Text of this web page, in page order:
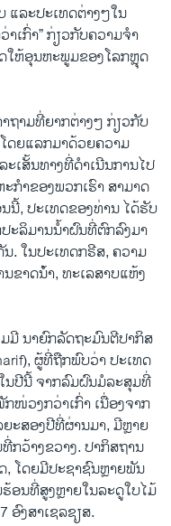
ແລະ​ປະເທດຕ່າງໆໃນ
ເກົ່າ​” ກ່ຽວ​ກັບ​ຄວາມ​ຈໍາ​
ໃຫ້​ອຸນ​ຫະ​ພູມ​ຂອງ​ໂລກ​ຫຼຸດ​
ຖາມທີ່ຍາກຕ່າງໆ ກ່ຽວກັບ
ດຍແລກ​ມາ​ດ້ວຍຄວາມ
ເສັ້ນທາງທີ່ດໍາເນີນການໄປ
ກໍາຂອງພວກເຮົາ ສາມາດ
ນີ້, ປະ​ເທດຂອງ​ທ່ານ ​ໄດ້​ຮັບ
ລິມານນ້ຳ​ຝົນທີ່ຕົກລົງມາ
. ໃນປະເທດກຣີສ, ຄວາມ
ຂາດນ້ໍາ, ທະເລສາບແຫ້ງ
ມີ ນາຍົກລັດຖະມົນຕີປາກິສ
ຜູ້ທີ່ຖືກພົບວ່າ ປະເທດ
ນປີນີ້ ຈາກລົມຝົນມໍລະສຸມທີ່
ໜ່ວງກວ່າເກົ່າ ເນື່ອງຈາກ
ະສອງ​ປີທີ່​ຜ່ານ​ມາ, ມີ​ຫຼາຍ​
ກວ້າງ​ຂວາງ​. ປາ​ກິ​ສຖານ​
ໂດຍ​ມີ​ປະຊາຊົນຫຼາຍພັນ
ອນທີ່ສູງຫຼາຍ​ໃນ​ລະດູ​ໃບ​ໄມ້​
ອົງສາ​ເຊລຊຽສ.